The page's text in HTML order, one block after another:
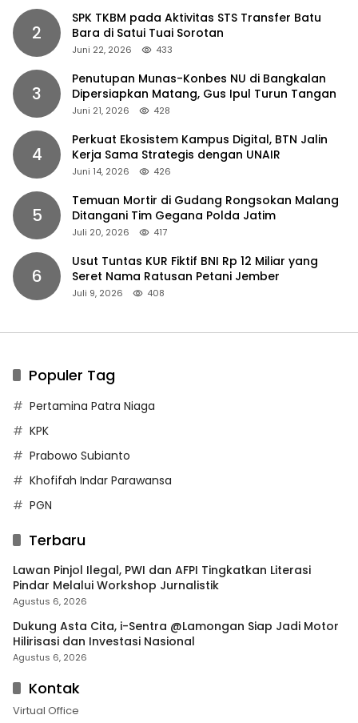
2
SPK TKBM pada Aktivitas STS Transfer Batu
Bara di Satui Tuai Sorotan
Juni 22, 2026 433
3
Penutupan Munas-Konbes NU di Bangkalan
Dipersiapkan Matang, Gus Ipul Turun Tangan
Juni 21, 2026 428
4
Perkuat Ekosistem Kampus Digital, BTN Jalin
Kerja Sama Strategis dengan UNAIR
Juni 14, 2026 426
5
Temuan Mortir di Gudang Rongsokan Malang
Ditangani Tim Gegana Polda Jatim
Juli 20, 2026 417
6
Usut Tuntas KUR Fiktif BNI Rp 12 Miliar yang
Seret Nama Ratusan Petani Jember
Juli 9, 2026 408
Populer Tag
Pertamina Patra Niaga
KPK
Prabowo Subianto
Khofifah Indar Parawansa
PGN
Terbaru
Lawan Pinjol Ilegal, PWI dan AFPI Tingkatkan Literasi
Pindar Melalui Workshop Jurnalistik
Agustus 6, 2026
Dukung Asta Cita, i-Sentra @Lamongan Siap Jadi Motor
Hilirisasi dan Investasi Nasional
Agustus 6, 2026
Kontak
Virtual Office